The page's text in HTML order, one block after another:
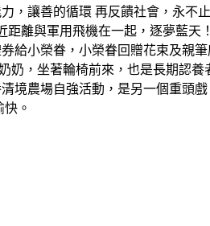
讓善的循環 再反饋社會，永不
離與軍用飛機在一起，逐夢藍天
給小榮眷，小榮眷回贈花束及親
，坐著輪椅前來，也是長期認養
境農場自強活動，是另一個重頭
。